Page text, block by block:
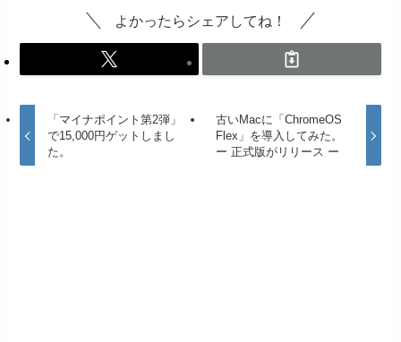
よかったらシェアしてね！
「マイナポイント第2弾」
で15,000円ゲットしまし
た。
古いMacに「ChromeOS
Flex」を導入してみた。
ー 正式版がリリース ー